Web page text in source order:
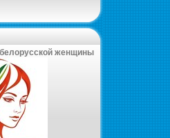
женщины